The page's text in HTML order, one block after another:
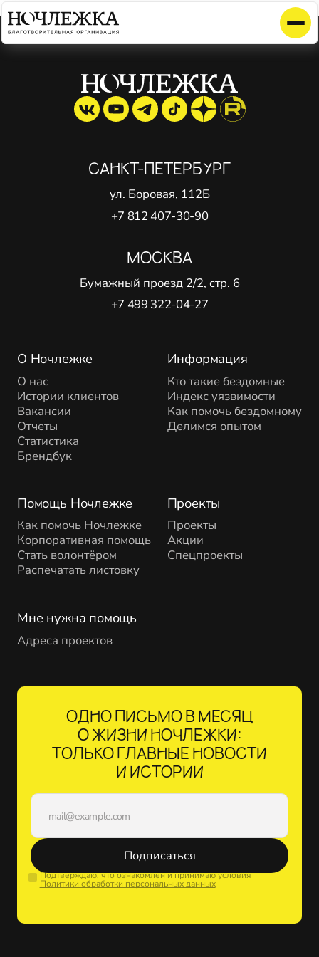
Элемент не найден!
О Ночлежке
О нас
Истории клиентов
Вакансии
Отчеты
Статистика
Брендбук
Помощь Ночлежке
Как помочь Ночлежке
Корпоративная помощь
Стать волонтёром
Распечатать листовку
Проекты
Проекты
Акции
Спецпроекты
Информация
Кто такие бездомные
Индекс уязвимости
Как помочь бездомному
Делимся опытом
Мне нужна помощь
Адреса проектов
САНКТ-ПЕТЕРБУРГ
ул. Боровая, 112Б
+7 812 407-30-90
МОСКВА
Бумажный проезд 2/2, стр. 6
+7 499 322-04-27
ОДНО ПИСЬМО В МЕСЯЦ
О ЖИЗНИ НОЧЛЕЖКИ:
ТОЛЬКО ГЛАВНЫЕ НОВОСТИ
И ИСТОРИИ
Подписаться
Подтверждаю, что ознакомлен и принимаю условия
Политики обработки персональных данных